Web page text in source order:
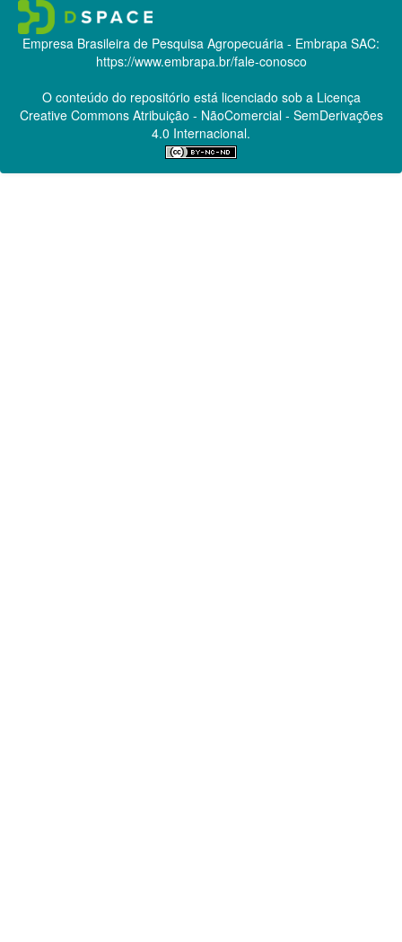
Empresa Brasileira de Pesquisa Agropecuária - Embrapa SAC:
https://www.embrapa.br/fale-conosco
O conteúdo do repositório está licenciado sob a Licença
Creative CommonsAtribuição - NãoComercial - SemDerivações
4.0 Internacional.